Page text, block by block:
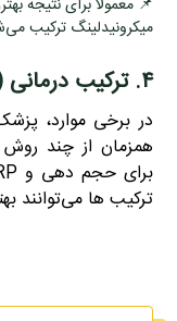
میکرونیدلینگ ترکیب
۴. ترکیب درمانی (فیلر + پی آر پی یا مزو)
در برخی موارد،
همزمان از چند روش
ترکیب‌ ها می‌توانند